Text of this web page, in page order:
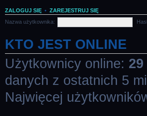
ZALOGUJ SIĘ • ZAREJESTRUJ SIĘ
Nazwa użytkownika:
KTO JEST ONLINE
Użytkownicy online: 29
danych z ostatnich 5
Najwięcej